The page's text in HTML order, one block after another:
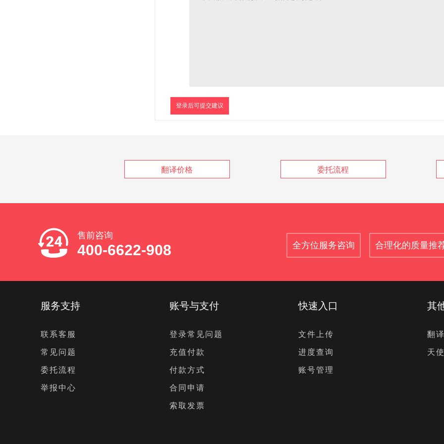
登录后可提交建议
翻译价格 委托流程
售前咨询
400-6622-908 全方位服务咨询 合理化的质量推
服务支持
联系客服
常见问题
委托流程
举报中心
账号与支付
登录常见问题
充值付款
付款方式
合同申请
索取发票
快速入口
文件上传
进度查询
账号管理
其
翻
天